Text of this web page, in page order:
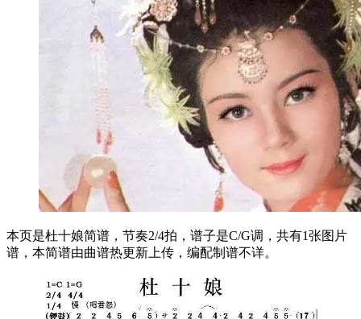
本页是杜十娘简谱，节奏2/4拍，谱子是C/G调，共有1张图片
谱，本简谱由曲谱热更新上传，编配制谱不详。